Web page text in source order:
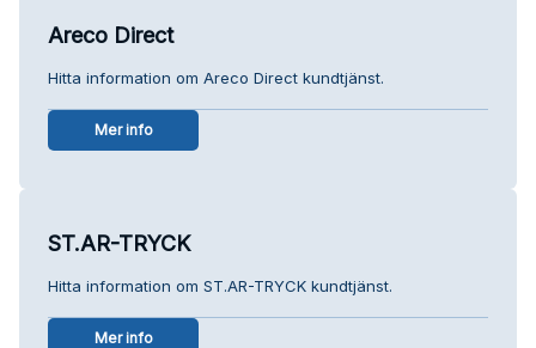
Areco Direct
Hitta information om Areco Direct kundtjänst.
Mer info
ST.AR-TRYCK
Hitta information om ST.AR-TRYCK kundtjänst.
Mer info